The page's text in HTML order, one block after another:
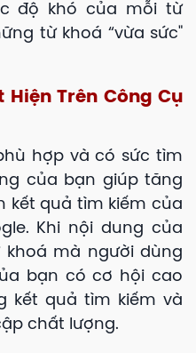
độ khó của mỗi từ
từ khoá “vừa sức"
Hiện Trên Công Cụ
hợp và có sức tìm
của bạn giúp tăng
kết quả tìm kiếm của
Khi nội dung của
mà người dùng
bạn có cơ hội cao
kết quả tìm kiếm và
chất lượng.